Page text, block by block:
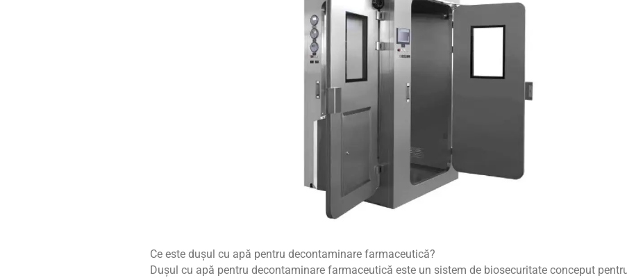
Ce este dușul cu apă pentru decontaminare farmaceutică?
Dușul cu apă pentru decontaminare farmaceutică este un sistem de biosecuritate conceput